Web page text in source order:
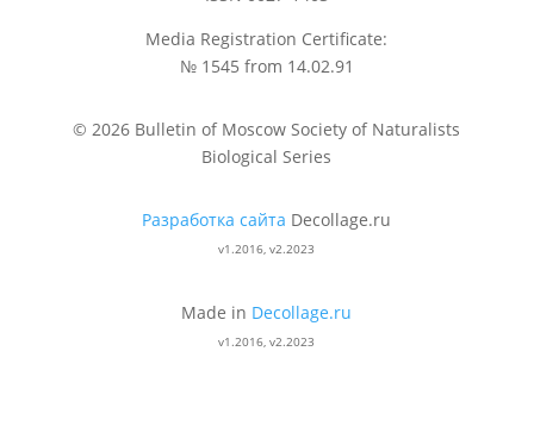
Media Registration Certificate:
№ 1545 from 14.02.91
© 2026 Bulletin of Moscow Society of Naturalists
Biological Series
Разработка сайта Decollage.ru
v1.2016, v2.2023
Made in Decollage.ru
v1.2016, v2.2023